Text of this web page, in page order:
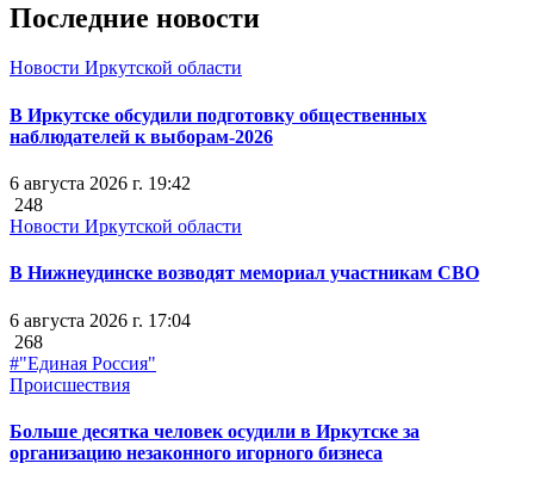
Последние новости
Новости Иркутской области
В Иркутске обсудили подготовку общественных
наблюдателей к выборам-2026
6 августа 2026 г. 19:42
248
Новости Иркутской области
В Нижнеудинске возводят мемориал участникам СВО
6 августа 2026 г. 17:04
268
#"Единая Россия"
Происшествия
Больше десятка человек осудили в Иркутске за
организацию незаконного игорного бизнеса